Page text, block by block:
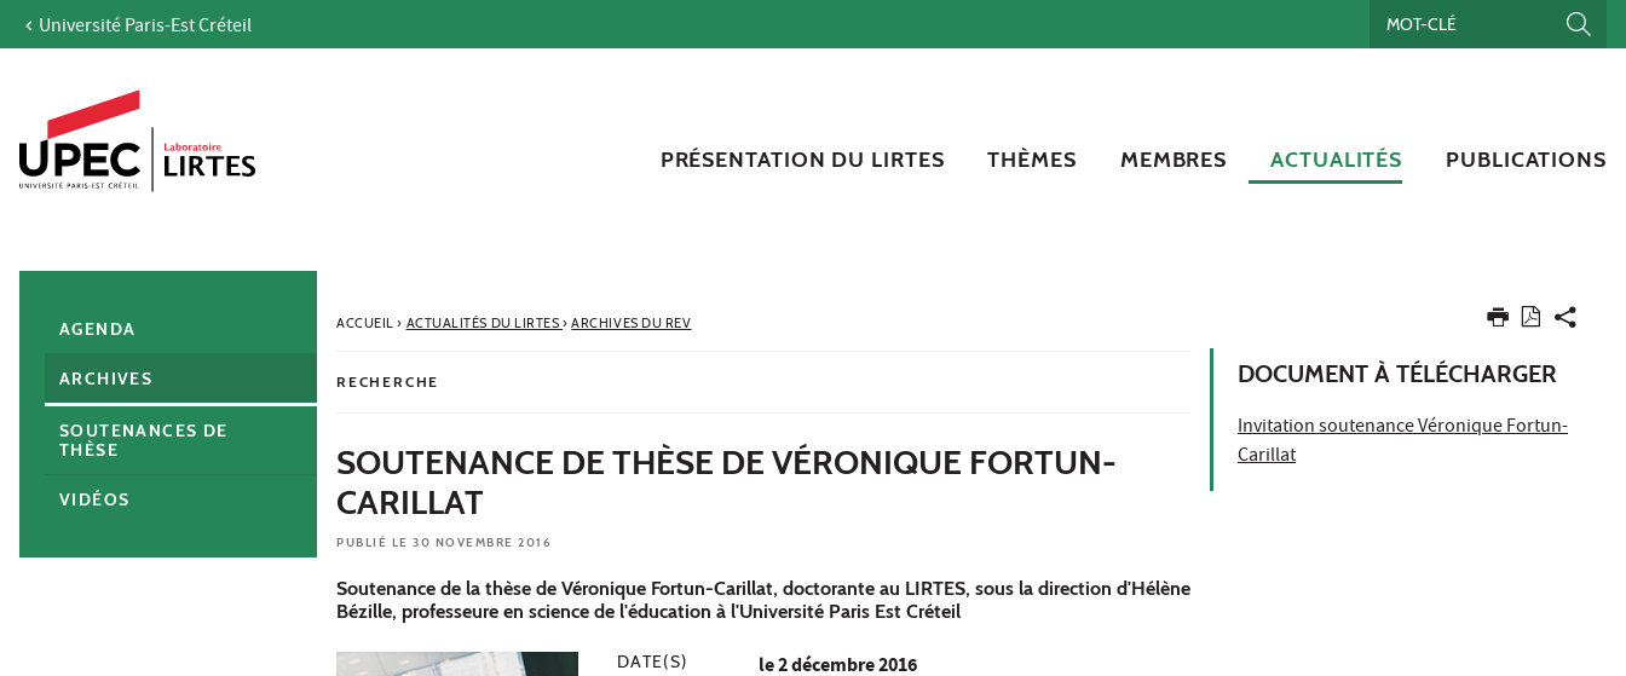
Aller au contenu
Accès directs
Recherche
Navigation secondaire
Université Paris-Est Créteil
PRÉSENTATION DU LIRTES THÈMES MEMBRES ACTUALITÉS PUBLICATIONS
ACCUEIL› ACTUALITÉS DU LIRTES› ARCHIVES DU REV
RECHERCHE
SOUTENANCE DE THÈSE DE VÉRONIQUE FORTUN-
CARILLAT
PUBLIÉ LE 30 NOVEMBRE 2016
Soutenance de la thèse de Véronique Fortun-Carillat, doctorante au LIRTES, sous la direction d'Hélène
Bézille, professeure en science de l'éducation à l'Université Paris Est Créteil
DATE(S) le2 décembre 2016
DOCUMENT À TÉLÉCHARGER
Invitation soutenance Véronique Fortun-
Carillat
AGENDA
ARCHIVES
SOUTENANCES DE
THÈSE
VIDÉOS